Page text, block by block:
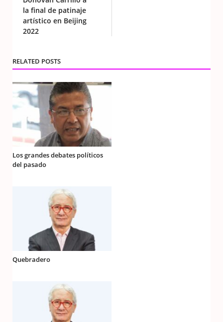
la final de patinaje
artístico en Beijing
2022
RELATED POSTS
Los grandes debates políticos
del pasado
Quebradero